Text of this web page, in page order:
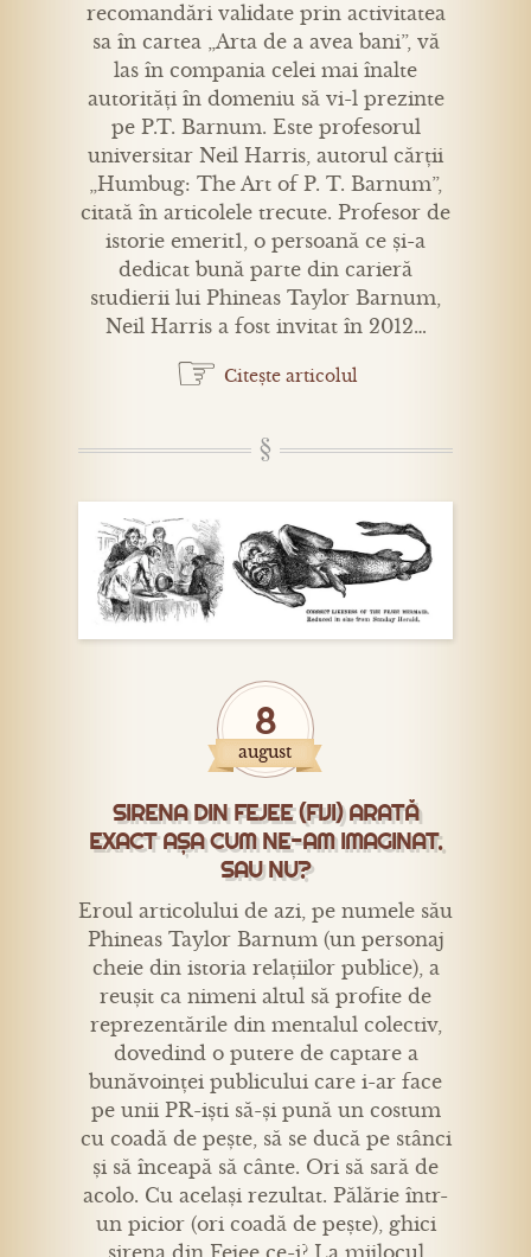
recomandări validate prin activitatea
sa în cartea „Arta de a avea bani”, vă
las în compania celei mai înalte
autorități în domeniu să vi-l prezinte
pe P.T. Barnum. Este profesorul
universitar Neil Harris, autorul cărții
„Humbug: The Art of P. T. Barnum”,
citată în articolele trecute. Profesor de
istorie emerit1, o persoană ce și-a
dedicat bună parte din carieră
studierii lui Phineas Taylor Barnum,
Neil Harris a fost invitat în 2012…
☞ Citește articolul
8
august
SIRENA DIN FEJEE (FIJI) ARATĂ
EXACT AȘA CUM NE-AM IMAGINAT.
SAU NU?
Eroul articolului de azi, pe numele său
Phineas Taylor Barnum (un personaj
cheie din istoria relațiilor publice), a
reușit ca nimeni altul să profite de
reprezentările din mentalul colectiv,
dovedind o putere de captare a
bunăvoinței publicului care i-ar face
pe unii PR-iști să-și pună un costum
cu coadă de pește, să se ducă pe stânci
și să înceapă să cânte. Ori să sară de
acolo. Cu același rezultat. Pălărie într-
un picior (ori coadă de pește), ghici
sirena din Fejee ce-i? La mijlocul